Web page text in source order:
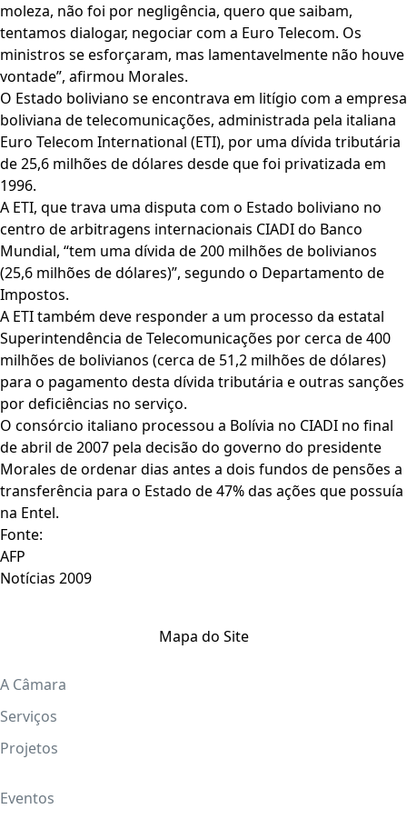
moleza, não foi por negligência, quero que saibam,
tentamos dialogar, negociar com a Euro Telecom. Os
ministros se esforçaram, mas lamentavelmente não houve
vontade”, afirmou Morales.
O Estado boliviano se encontrava em litígio com a empresa
boliviana de telecomunicações, administrada pela italiana
Euro Telecom International (ETI), por uma dívida tributária
de 25,6 milhões de dólares desde que foi privatizada em
1996.
A ETI, que trava uma disputa com o Estado boliviano no
centro de arbitragens internacionais CIADI do Banco
Mundial, “tem uma dívida de 200 milhões de bolivianos
(25,6 milhões de dólares)”, segundo o Departamento de
Impostos.
A ETI também deve responder a um processo da estatal
Superintendência de Telecomunicações por cerca de 400
milhões de bolivianos (cerca de 51,2 milhões de dólares)
para o pagamento desta dívida tributária e outras sanções
por deficiências no serviço.
O consórcio italiano processou a Bolívia no CIADI no final
de abril de 2007 pela decisão do governo do presidente
Morales de ordenar dias antes a dois fundos de pensões a
transferência para o Estado de 47% das ações que possuía
na Entel.
Fonte:
AFP
Notícias 2009
Mapa do Site
A Câmara
Serviços
Projetos
Eventos